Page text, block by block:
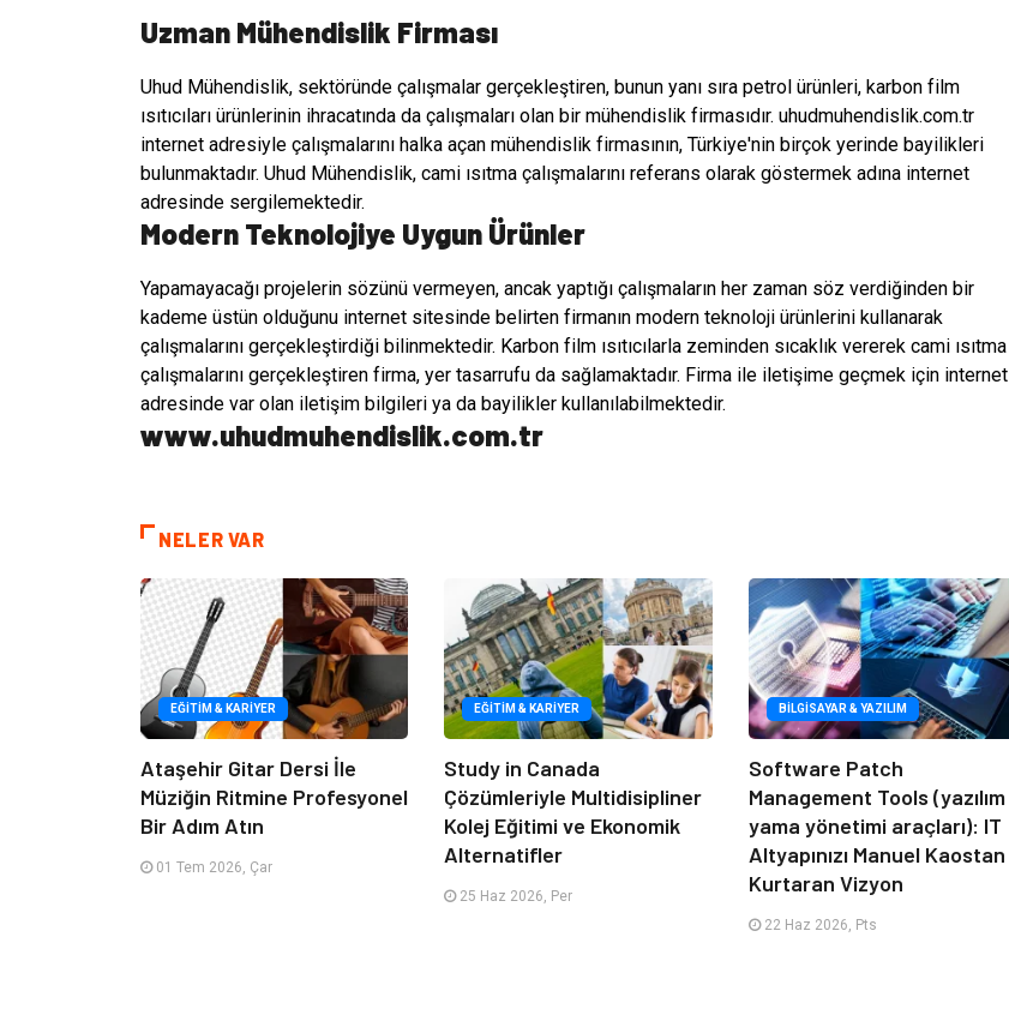
Uzman Mühendislik Firması
Uhud Mühendislik, sektöründe çalışmalar gerçekleştiren, bunun yanı sıra petrol ürünleri, karbon film
ısıtıcıları ürünlerinin ihracatında da çalışmaları olan bir mühendislik firmasıdır. uhudmuhendislik.com.tr
internet adresiyle çalışmalarını halka açan mühendislik firmasının, Türkiye'nin birçok yerinde bayilikleri
bulunmaktadır. Uhud Mühendislik, cami ısıtma çalışmalarını referans olarak göstermek adına internet
adresinde sergilemektedir.
Modern Teknolojiye Uygun Ürünler
Yapamayacağı projelerin sözünü vermeyen, ancak yaptığı çalışmaların her zaman söz verdiğinden bir
kademe üstün olduğunu internet sitesinde belirten firmanın modern teknoloji ürünlerini kullanarak
çalışmalarını gerçekleştirdiği bilinmektedir. Karbon film ısıtıcılarla zeminden sıcaklık vererek cami ısıtma
çalışmalarını gerçekleştiren firma, yer tasarrufu da sağlamaktadır. Firma ile iletişime geçmek için internet
adresinde var olan iletişim bilgileri ya da bayilikler kullanılabilmektedir.
www.uhudmuhendislik.com.tr
NELER VAR
EĞITIM & KARIYER
Ataşehir Gitar Dersi İle
Müziğin Ritmine Profesyonel
Bir Adım Atın
01 Tem 2026, Çar
EĞITIM & KARIYER
Study in Canada
Çözümleriyle Multidisipliner
Kolej Eğitimi ve Ekonomik
Alternatifler
25 Haz 2026, Per
BILGISAYAR & YAZILIM
Software Patch
Management Tools (yazılım
yama yönetimi araçları): IT
Altyapınızı Manuel Kaostan
Kurtaran Vizyon
22 Haz 2026, Pts